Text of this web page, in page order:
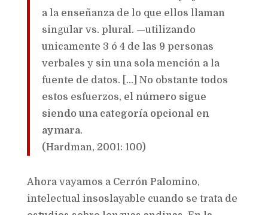
a la enseñanza de lo que ellos llaman
singular vs. plural. —utilizando
unicamente 3 ó 4 de las 9 personas
verbales y sin una sola mención a la
fuente de datos. […] No obstante todos
estos esfuerzos, el número sigue
siendo una categoría opcional en
aymara.
(Hardman, 2001: 100)
Ahora vayamos a Cerrón Palomino,
intelectual insoslayable cuando se trata de